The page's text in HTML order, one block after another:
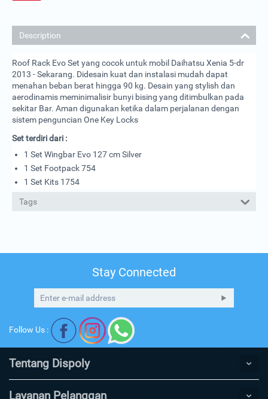
Description
Roof Rack Evo Set yang cocok untuk mobil Daihatsu Xenia 5-dr
2013 - Sekarang. Didesain kuat dan instalasi mudah dapat
menahan beban berat hingga 90 kg. Desain yang stylish dan
aerodinamis meminimalisir bunyi bising yang ditimbulkan pada
sekitar Bar. Aman digunakan ketika dalam perjalanan dengan
sistem penguncian One Key Locks
Set terdiri dari :
1 Set Wingbar Evo 127 cm Silver
1 Set Footpack 754
1 Set Kits 1754
Tags
Stay Connected
Follow Us :
Tentang Dispoly
Layanan Pelanggan